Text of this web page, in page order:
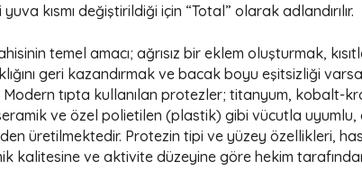
kısmı değiştirildiği için “Total” olarak adlandırılır.
temel amacı; ağrısız bir eklem oluşturmak,
geri kazandırmak ve bacak boyu eşitsizliği
Modern tıpta kullanılan protezler; titanyum, kobalt-
ve özel polietilen (plastik) gibi vücutla uyumlu,
üretilmektedir. Protezin tipi ve yüzey özellikleri,
kalitesine ve aktivite düzeyine göre hekim